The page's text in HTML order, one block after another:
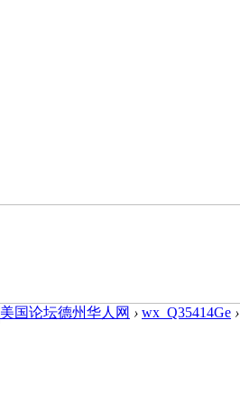
美国论坛德州华人网 › wx_Q35414Ge ›